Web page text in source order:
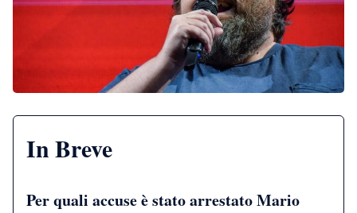
In Breve
Per quali accuse è stato arrestato Mario